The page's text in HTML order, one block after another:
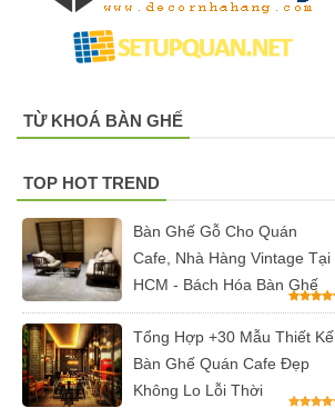
hộ màu
gaming, ghế
đẹp giá tốt
tại HCM
Tổng hợp
các mẫu
chân bàn
cafe, chân
TỪ KHOÁ BÀN GHẾ
TOP HOT TREND
Bàn Ghế Gỗ Cho Quán
Cafe, Nhà Hàng Vintage Tại
HCM - Bách Hóa Bàn Ghế
Tổng Hợp +30 Mẫu Thiết Kế
Bàn Ghế Quán Cafe Đẹp
Không Lo Lỗi Thời